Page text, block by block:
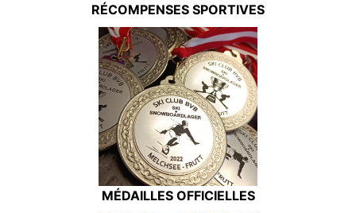
RÉCOMPENSES SPORTIVES
MÉDAILLES OFFICIELLES